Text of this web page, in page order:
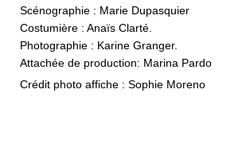
Scénographie : Marie Dupasquier
Costumière : Anaïs Clarté.
Photographie : Karine Granger.
Attachée de production: Marina Pardo
Crédit photo affiche : Sophie Moreno